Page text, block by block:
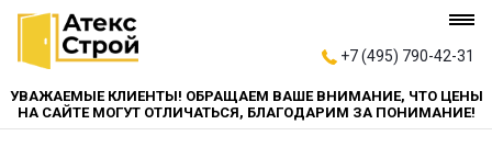
+7 (495) 790-42-31
УВАЖАЕМЫЕ КЛИЕНТЫ! ОБРАЩАЕМ ВАШЕ ВНИМАНИЕ, ЧТО ЦЕНЫ
НА САЙТЕ МОГУТ ОТЛИЧАТЬСЯ, БЛАГОДАРИМ ЗА ПОНИМАНИЕ!